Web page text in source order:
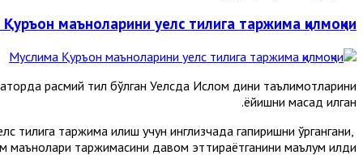
маъноларини уелс тилига таржима қилмоқчи
расмий тил бўлган Уелсда Ислом дини таълимотларини
ёйишни мақсад қилган.
таржима қилиш учун инглизчада гапиришни ўргангани,
маънолари таржимасини давом эттираётганини маълум қилди.